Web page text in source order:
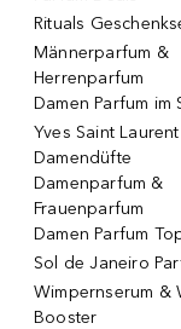
Rituals
Männerparfum &
Herrenparfum
Damen Parfum im
Yves Saint Laurent
Damendüfte
Damenparfum &
Frauenparfum
Damen Parfum
Sol de Janeiro
Wimpernserum &
Booster